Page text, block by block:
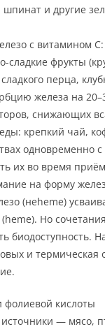
и другие
с витамином C:
сладкие фрукты
перца,
железа на
снижающих
крепкий чай,
одновременно
их во время
на форму
(неheme)
Но
биодоступность.
и термическая
фолиевой кислоты
— мясо,